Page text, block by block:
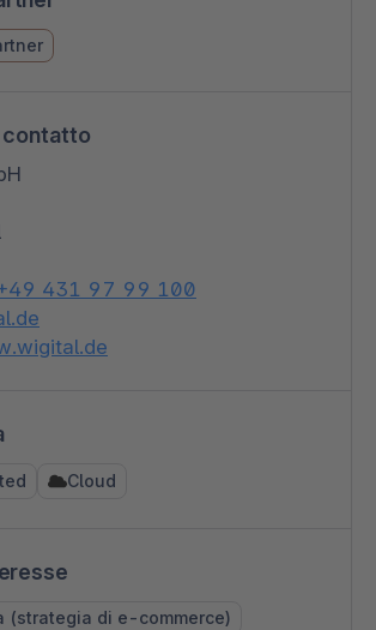
contatto
431 97 99 100
Cloud
(strategia di e-commerce)